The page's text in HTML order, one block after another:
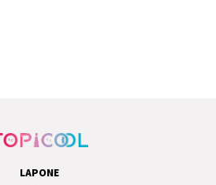
LAPONE